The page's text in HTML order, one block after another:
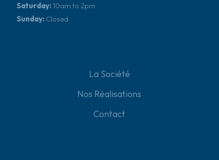
Saturday:10am to 2pm
Sunday: Closed
La Société
Nos Réalisations
Contact